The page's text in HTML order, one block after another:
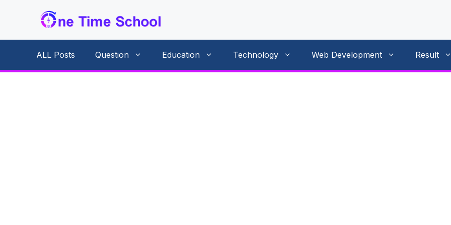
content
ALL Posts Question Education Technology Web Development Result